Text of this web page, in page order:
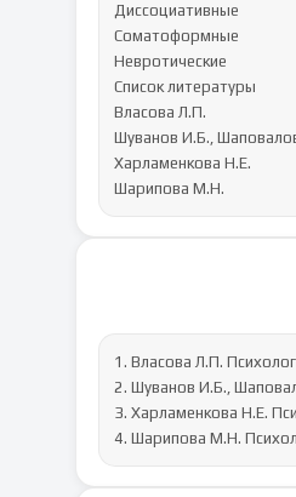
Диссоциативные
Соматоформные
Невротические
Список литературы
Власова Л.П.
Шуванов И.Б.,
Харламенкова Н.Е.
Шарипова М.Н.
1. Власова Л.П.
2. Шуванов И.Б.,
3. Харламенкова Н.Е.
4. Шарипова М.Н.